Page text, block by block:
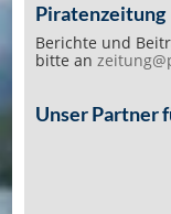
Piratenzeitung
Berichte und
bitte an
Unser Partner